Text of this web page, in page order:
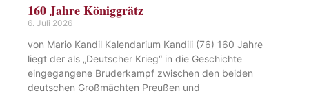
160 Jahre Königgrätz
6. Juli 2026
von Mario Kandil Kalendarium Kandili (76) 160 Jahre
liegt der als „Deutscher Krieg“ in die Geschichte
eingegangene Bruderkampf zwischen den beiden
deutschen Großmächten Preußen und